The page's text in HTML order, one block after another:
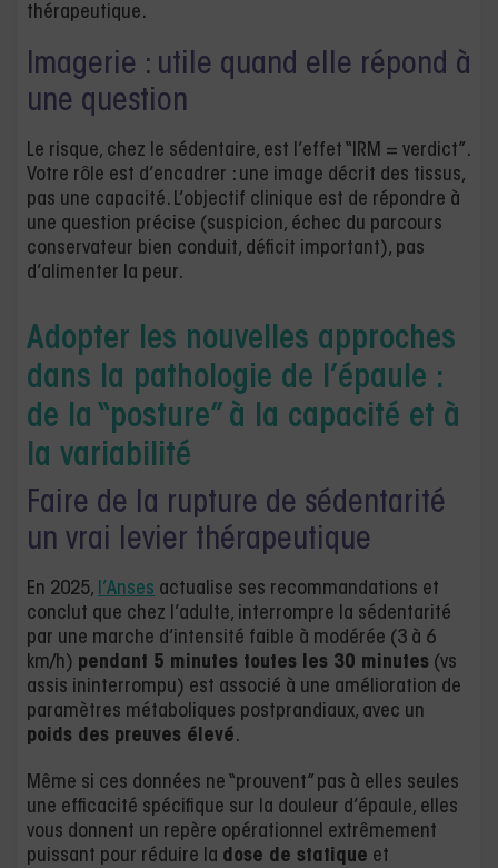
thérapeutique.
Imagerie : utile quand elle répond à
une question
Le risque, chez le sédentaire, est l’effet “IRM = verdict”.
Votre rôle est d’encadrer : une image décrit des tissus,
pas une capacité. L’objectif clinique est de répondre à
une question précise (suspicion, échec du parcours
conservateur bien conduit, déficit important), pas
d’alimenter la peur.
Adopter les nouvelles approches
dans la pathologie de l’épaule :
de la “posture” à la capacité et à
la variabilité
Faire de la rupture de sédentarité
un vrai levier thérapeutique
En 2025, l’Anses actualise ses recommandations et
conclut que chez l’adulte, interrompre la sédentarité
par une marche d’intensité faible à modérée (3 à 6
km/h) pendant 5 minutes toutes les 30 minutes (vs
assis ininterrompu) est associé à une amélioration de
paramètres métaboliques postprandiaux, avec un
poids des preuves élevé.
Même si ces données ne “prouvent” pas à elles seules
une efficacité spécifique sur la douleur d’épaule, elles
vous donnent un repère opérationnel extrêmement
puissant pour réduire la dose de statique et